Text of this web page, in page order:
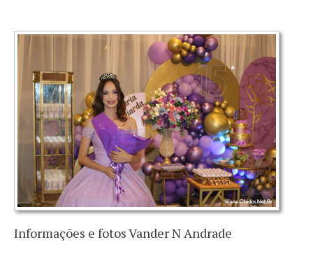
Informações e fotos Vander N Andrade